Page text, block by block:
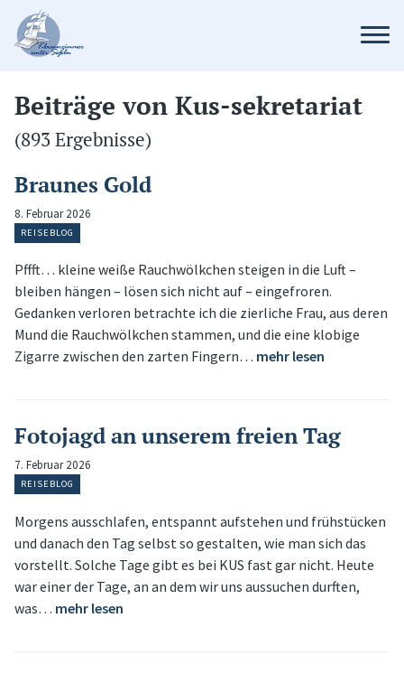
Beiträge von Kus-sekretariat
(893 Ergebnisse)
Braunes Gold
8. Februar 2026
REISEBLOG
Pffft… kleine weiße Rauchwölkchen steigen in die Luft –
bleiben hängen – lösen sich nicht auf – eingefroren.
Gedanken verloren betrachte ich die zierliche Frau, aus deren
Mund die Rauchwölkchen stammen, und die eine klobige
Zigarre zwischen den zarten Fingern… mehr lesen
Fotojagd an unserem freien Tag
7. Februar 2026
REISEBLOG
Morgens ausschlafen, entspannt aufstehen und frühstücken
und danach den Tag selbst so gestalten, wie man sich das
vorstellt. Solche Tage gibt es bei KUS fast gar nicht. Heute
war einer der Tage, an an dem wir uns aussuchen durften,
was… mehr lesen